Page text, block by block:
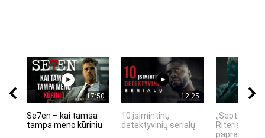
17:50
Se7en – kai tamsa
tampa meno kūriniu
12:25
10 įsimintinų
detektyvinių serialų
„Septynių
Riteris" – kai